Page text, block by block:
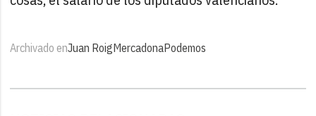
Archivado enJuan RoigMercadonaPodemos